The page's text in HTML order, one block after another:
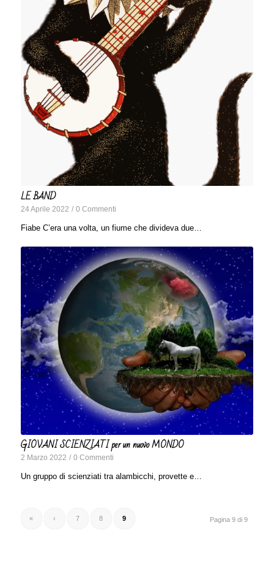
LE BAND
24 Aprile 2022 / 0 Commenti
Fiabe C’era una volta, un fiume che divideva due…
GIOVANI SCIENZIATI per un nuovo MONDO
2 Marzo 2022 / 0 Commenti
Un gruppo di scienziati tra alambicchi, provette e…
Pagina 9 di 9
« ‹ 7 8 9